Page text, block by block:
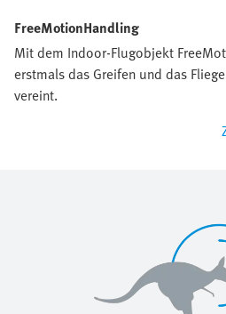
FreeMotionHandling
Mit dem Indoor-Flugobjekt
erstmals das Greifen und das
vereint.